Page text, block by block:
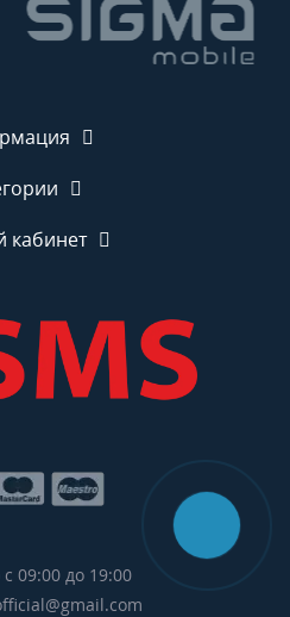
кабинет
09:00 до 19:00